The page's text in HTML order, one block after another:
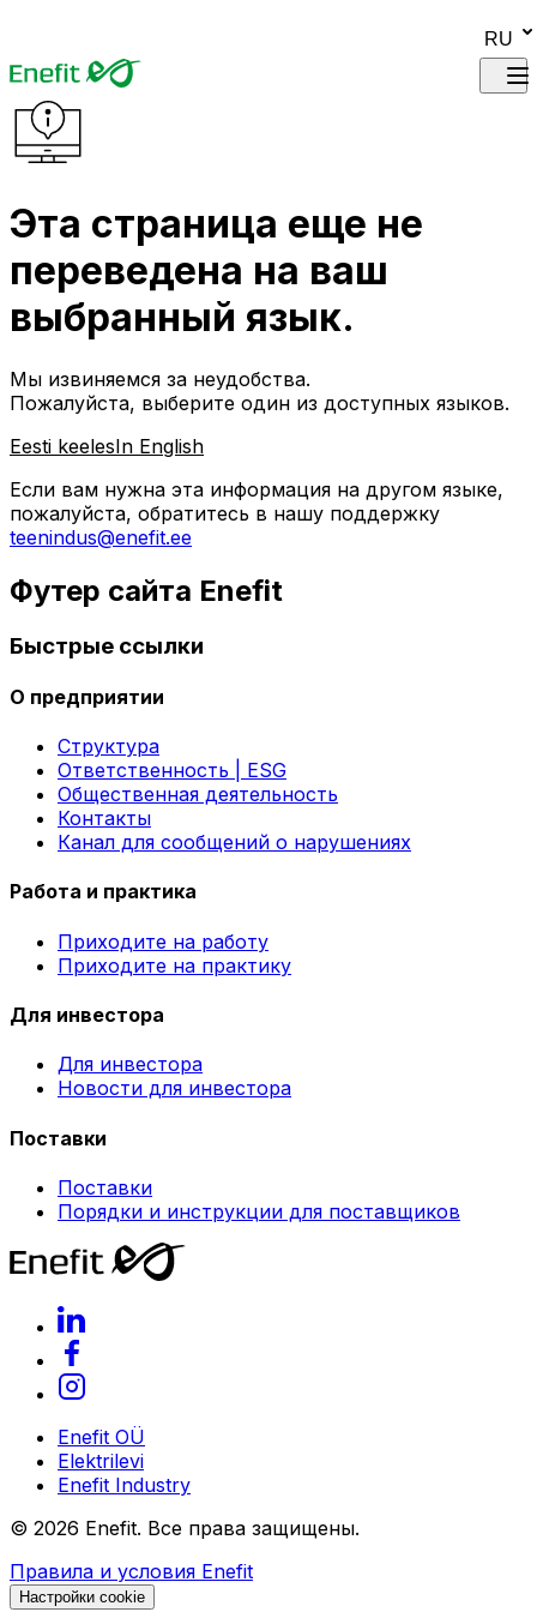
RU
Эта страница еще не
переведена на ваш
выбранный язык.
Мы извиняемся за неудобства.
Пожалуйста, выберите один из доступных языков.
Eesti keelesIn English
Если вам нужна эта информация на другом языке,
пожалуйста, обратитесь в нашу поддержку
teenindus@enefit.ee
Футер сайта Enefit
Быстрые ссылки
О предприятии
Структура
Ответственность | ESG
Общественная деятельность
Контакты
Канал для сообщений о нарушениях
Работа и практика
Приходите на работу
Приходите на практику
Для инвестора
Для инвестора
Новости для инвестора
Поставки
Поставки
Порядки и инструкции для поставщиков
Enefit OÜ
Elektrilevi
Enefit Industry
© 2026 Enefit. Все права защищены.
Правила и условия Enefit
Настройки cookie